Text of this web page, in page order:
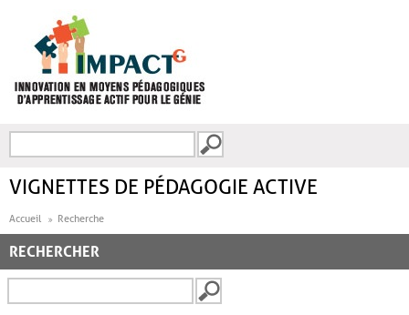
FORMULAIRE DE
VIGNETTES DE PÉDAGOGIE ACTIVE
Accueil Recherche
RECHERCHER